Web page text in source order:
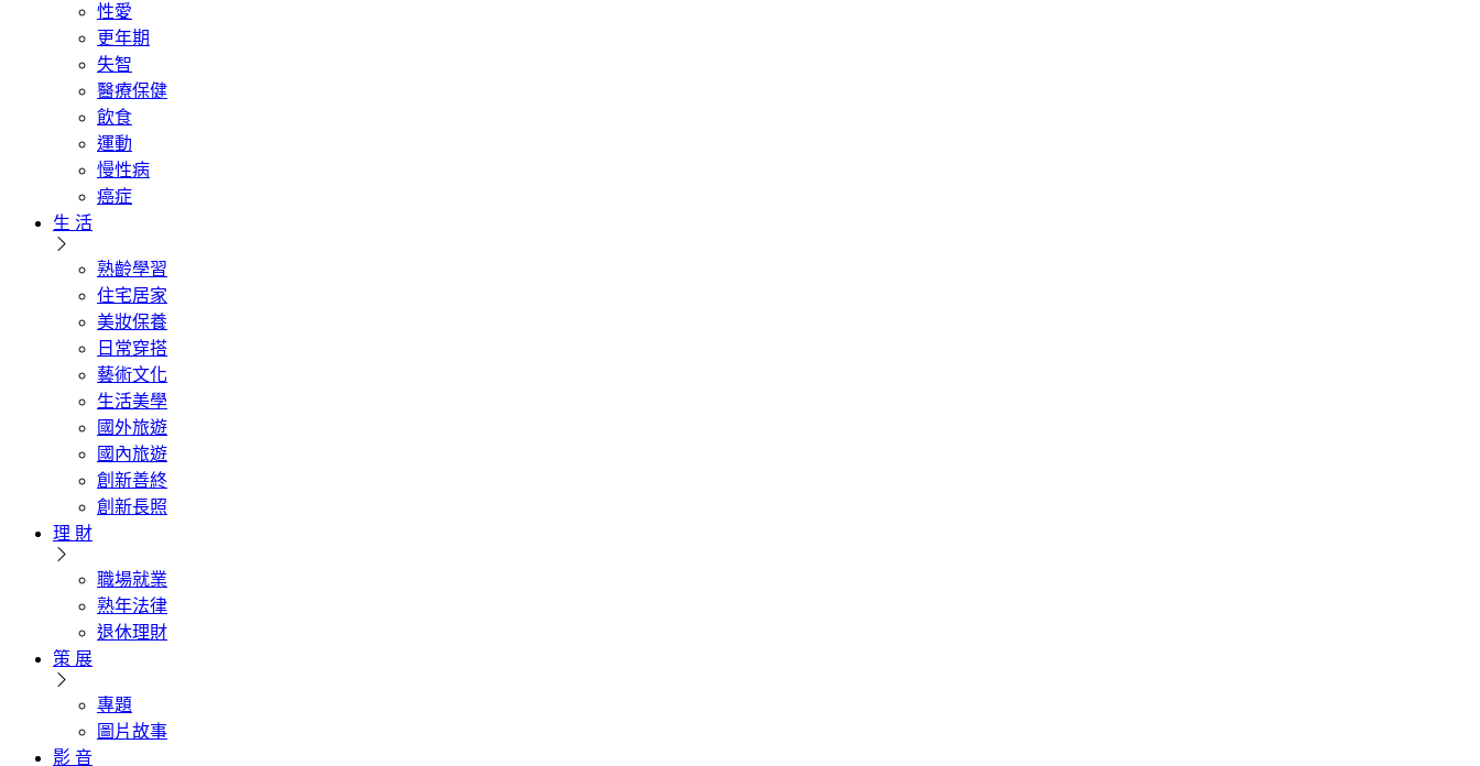
性愛
更年期
失智
醫療保健
飲食
運動
慢性病
癌症
生 活
熟齡學習
住宅居家
美妝保養
日常穿搭
藝術文化
生活美學
國外旅遊
國內旅遊
創新善終
創新長照
理 財
職場就業
熟年法律
退休理財
策 展
專題
圖片故事
影 音